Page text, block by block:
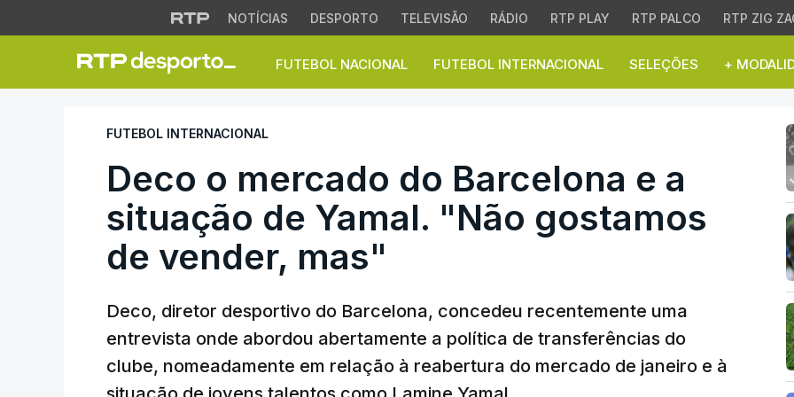
NOTÍCIAS DESPORTO TELEVISÃO RÁDIO RTP PLAY RTP PALCO RTP ZIG
FUTEBOL NACIONAL FUTEBOL INTERNACIONAL SELEÇÕES +
Deco o mercado do Barcelona e a
FUTEBOL INTERNACIONAL
Deco o mercado do Barcelona e a
situação de Yamal. "Não gostamos
de vender, mas"
Deco, diretor desportivo do Barcelona, concedeu recentemente uma
entrevista onde abordou abertamente a política de transferências do
clube, nomeadamente em relação à reabertura do mercado de janeiro e à